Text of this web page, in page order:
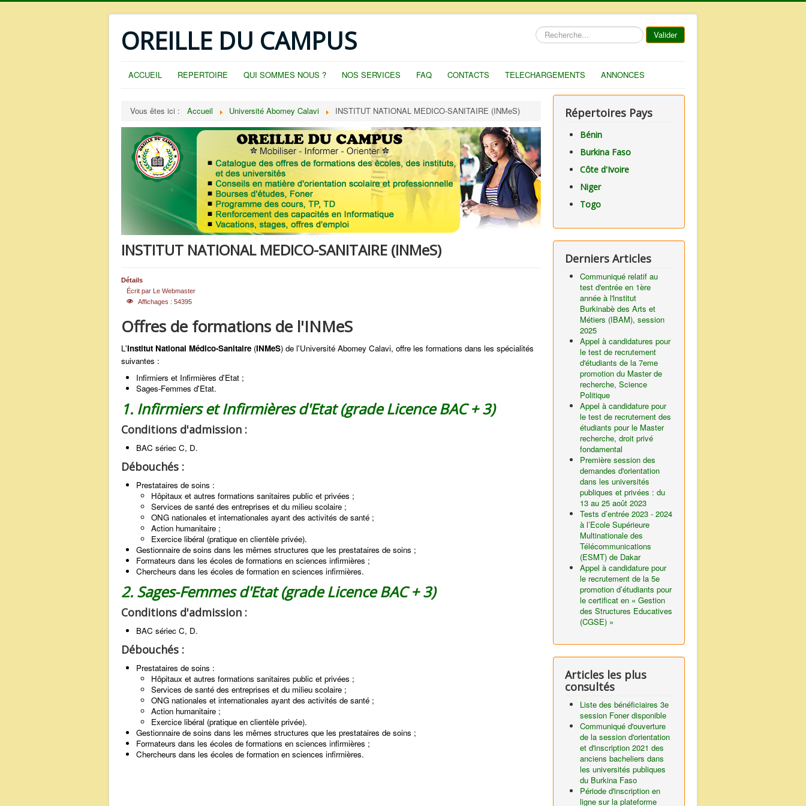
OREILLE DU CAMPUS Rechercher Valider
ACCUEIL REPERTOIRE QUI SOMMES NOUS ? NOS SERVICES FAQ CONTACTS TELECHARGEMENTS ANNONCES
Vous êtes ici : Accueil Université Abomey Calavi INSTITUT NATIONAL MEDICO-SANITAIRE (INMeS)
INSTITUT NATIONAL MEDICO-SANITAIRE (INMeS)
Détails
Écrit par Le Webmaster
Affichages : 54395
Offres de formations de l'INMeS
L'Institut National Médico-Sanitaire (INMeS) de l'Université Abomey Calavi, offre les formations dans les spécialités
suivantes :
Infirmiers et Infirmières d'Etat ;
Sages-Femmes d'Etat.
1. Infirmiers et Infirmières d'Etat (grade Licence BAC + 3)
Conditions d'admission :
BAC sériec C, D.
Débouchés :
Prestataires de soins :
Hôpitaux et autres formations sanitaires public et privées ;
Services de santé des entreprises et du milieu scolaire ;
ONG nationales et internationales ayant des activités de santé ;
Action humanitaire ;
Exercice libéral (pratique en clientèle privée).
Gestionnaire de soins dans les mêmes structures que les prestataires de soins ;
Formateurs dans les écoles de formations en sciences infirmières ;
Chercheurs dans les écoles de formation en sciences infirmières.
2. Sages-Femmes d'Etat (grade Licence BAC + 3)
Conditions d'admission :
BAC sériec C, D.
Débouchés :
Prestataires de soins :
Hôpitaux et autres formations sanitaires public et privées ;
Services de santé des entreprises et du milieu scolaire ;
ONG nationales et internationales ayant des activités de santé ;
Action humanitaire ;
Exercice libéral (pratique en clientèle privée).
Gestionnaire de soins dans les mêmes structures que les prestataires de soins ;
Formateurs dans les écoles de formations en sciences infirmières ;
Chercheurs dans les écoles de formation en sciences infirmières.
Répertoires Pays
Bénin
Burkina Faso
Côte d'Ivoire
Niger
Togo
Derniers Articles
Communiqué relatif au
test d'entrée en 1ère
année à l'lnstitut
Burkinabè des Arts et
Métiers (IBAM), session
2025
Appel à candidatures pour
le test de recrutement
d'étudiants de la 7eme
promotion du Master de
recherche, Science
Politique
Appel à candidature pour
le test de recrutement des
étudiants pour le Master
recherche, droit privé
fondamental
Première session des
demandes d'orientation
dans les universités
publiques et privées : du
13 au 25 août 2023
Tests d’entrée 2023 - 2024
à l’Ecole Supérieure
Multinationale des
Télécommunications
(ESMT) de Dakar
Appel à candidature pour
le recrutement de la 5e
promotion d’étudiants pour
le certificat en « Gestion
des Structures Educatives
(CGSE) »
Articles les plus
consultés
Liste des bénéficiaires 3e
session Foner disponible
Communiqué d'ouverture
de la session d'orientation
et d'inscription 2021 des
anciens bacheliers dans
les universités publiques
du Burkina Faso
Période d'inscription en
ligne sur la plateforme